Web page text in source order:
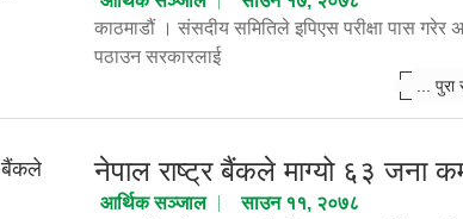
काठमाडौं । संसदीय समितिले इपिएस परीक्षा पास गरेर
पठाउन सरकारलाई
... पुरा
नेपाल राष्ट्र बैंकले माग्यो ६३ जना
आर्थिक सञ्जाल
साउन ११, २०७८